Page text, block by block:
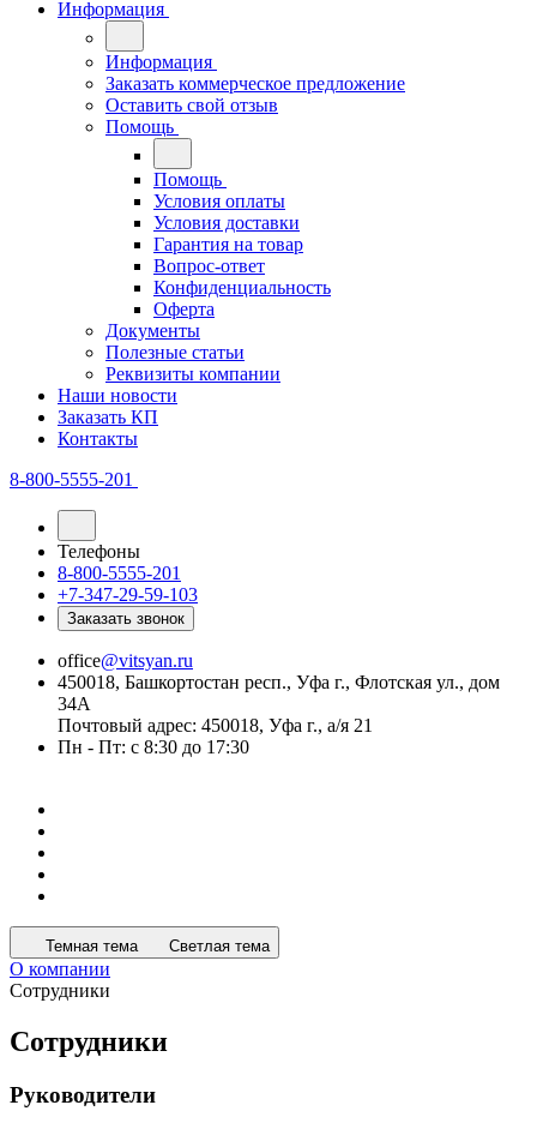
Информация
Информация
Заказать коммерческое предложение
Оставить свой отзыв
Помощь
Помощь
Условия оплаты
Условия доставки
Гарантия на товар
Вопрос-ответ
Конфиденциальность
Оферта
Документы
Полезные статьи
Реквизиты компании
Наши новости
Заказать КП
Контакты
8-800-5555-201
Телефоны
8-800-5555-201
+7-347-29-59-103
Заказать звонок
office@vitsyan.ru
450018, Башкортостан респ., Уфа г., Флотская ул., дом
34А
Почтовый адрес: 450018, Уфа г., а/я 21
Пн - Пт: с 8:30 до 17:30
Темная тема Светлая тема
О компании
Сотрудники
Сотрудники
Руководители